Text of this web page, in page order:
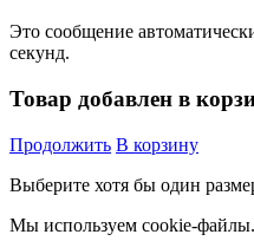
Это сообщение
секунд.
Товар добавлен в
Продолжить В корзину
Выберите хотя бы один
Мы используем cookie-файлы.